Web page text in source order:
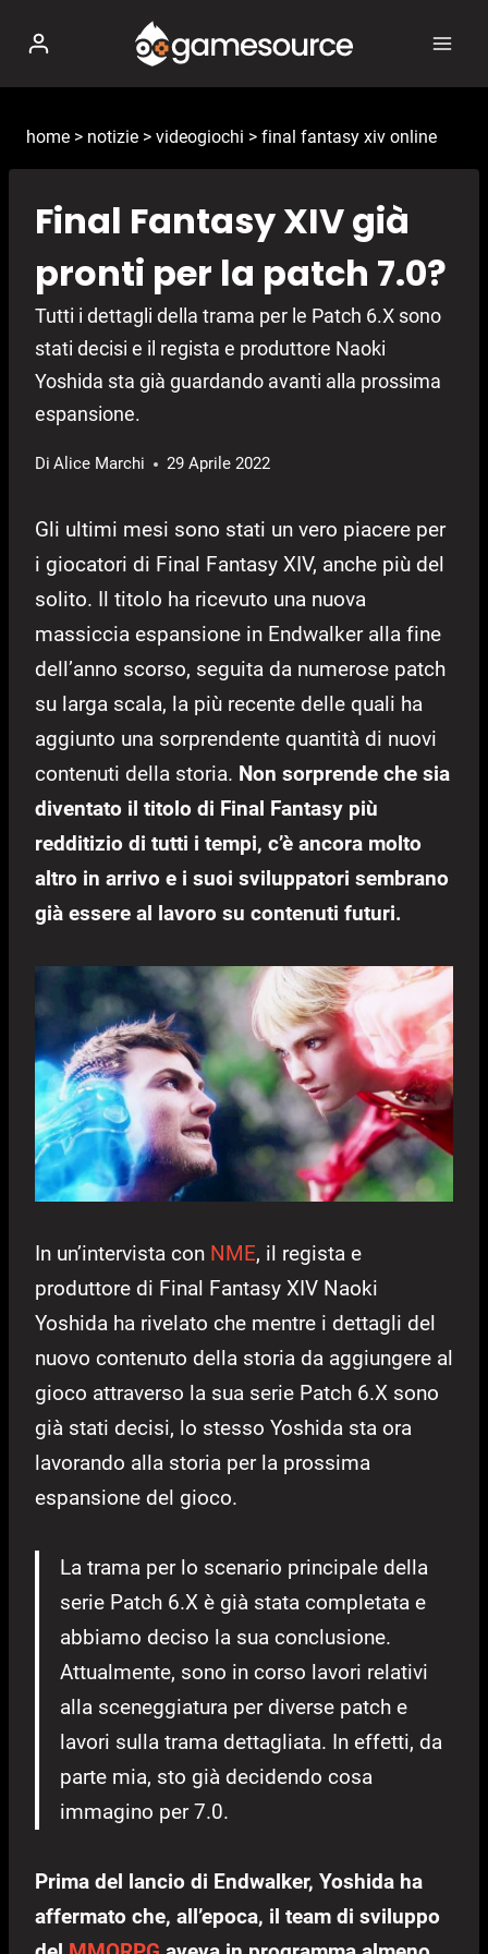
contenuto
home > notizie > videogiochi > final fantasy xiv online
Final Fantasy XIV già
pronti per la patch 7.0?
Tutti i dettagli della trama per le Patch 6.X sono
stati decisi e il regista e produttore Naoki
Yoshida sta già guardando avanti alla prossima
espansione.
Di Alice Marchi 29 Aprile 2022
Gli ultimi mesi sono stati un vero piacere per
i giocatori di Final Fantasy XIV, anche più del
solito. Il titolo ha ricevuto una nuova
massiccia espansione in Endwalker alla fine
dell’anno scorso, seguita da numerose patch
su larga scala, la più recente delle quali ha
aggiunto una sorprendente quantità di nuovi
contenuti della storia. Non sorprende che sia
diventato il titolo di Final Fantasy più
redditizio di tutti i tempi, c’è ancora molto
altro in arrivo e i suoi sviluppatori sembrano
già essere al lavoro su contenuti futuri.
In un’intervista con NME, il regista e
produttore di Final Fantasy XIV Naoki
Yoshida ha rivelato che mentre i dettagli del
nuovo contenuto della storia da aggiungere al
gioco attraverso la sua serie Patch 6.X sono
già stati decisi, lo stesso Yoshida sta ora
lavorando alla storia per la prossima
espansione del gioco.
La trama per lo scenario principale della
serie Patch 6.X è già stata completata e
abbiamo deciso la sua conclusione.
Attualmente, sono in corso lavori relativi
alla sceneggiatura per diverse patch e
lavori sulla trama dettagliata. In effetti, da
parte mia, sto già decidendo cosa
immagino per 7.0.
Prima del lancio di Endwalker, Yoshida ha
affermato che, all’epoca, il team di sviluppo